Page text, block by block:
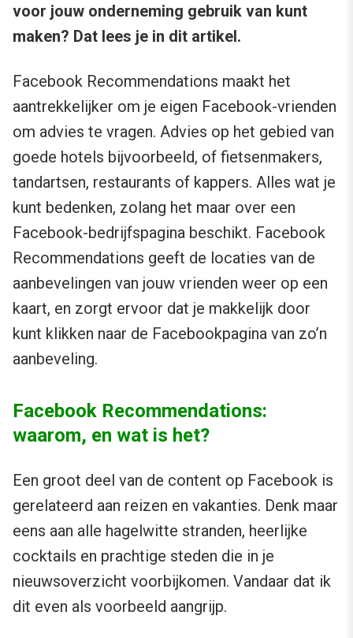
voor jouw onderneming gebruik van kunt
maken? Dat lees je in dit artikel.
Facebook Recommendations maakt het
aantrekkelijker om je eigen Facebook-vrienden
om advies te vragen. Advies op het gebied van
goede hotels bijvoorbeeld, of fietsenmakers,
tandartsen, restaurants of kappers. Alles wat je
kunt bedenken, zolang het maar over een
Facebook-bedrijfspagina beschikt. Facebook
Recommendations geeft de locaties van de
aanbevelingen van jouw vrienden weer op een
kaart, en zorgt ervoor dat je makkelijk door
kunt klikken naar de Facebookpagina van zo’n
aanbeveling.
Facebook Recommendations:
waarom, en wat is het?
Een groot deel van de content op Facebook is
gerelateerd aan reizen en vakanties. Denk maar
eens aan alle hagelwitte stranden, heerlijke
cocktails en prachtige steden die in je
nieuwsoverzicht voorbijkomen. Vandaar dat ik
dit even als voorbeeld aangrijp.